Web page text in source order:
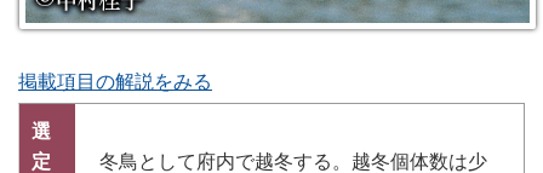
掲載項目の解説をみる
選
定
冬鳥として府内で越冬する。越冬個体数は少